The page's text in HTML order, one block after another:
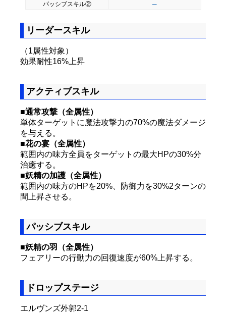
パッシブスキル②
─
リーダースキル
（1属性対象）
効果耐性16%上昇
アクティブスキル
■通常攻撃（全属性）
単体ターゲットに魔法攻撃力の70%の魔法ダメージ
を与える。
■花の宴（全属性）
範囲内の味方全員をターゲットの最大HPの30%分
治癒する。
■妖精の加護（全属性）
範囲内の味方のHPを20%、防御力を30%2ターンの
間上昇させる。
パッシブスキル
■妖精の羽（全属性）
フェアリーの行動力の回復速度が60%上昇する。
ドロップステージ
エルヴンズ外郭2-1